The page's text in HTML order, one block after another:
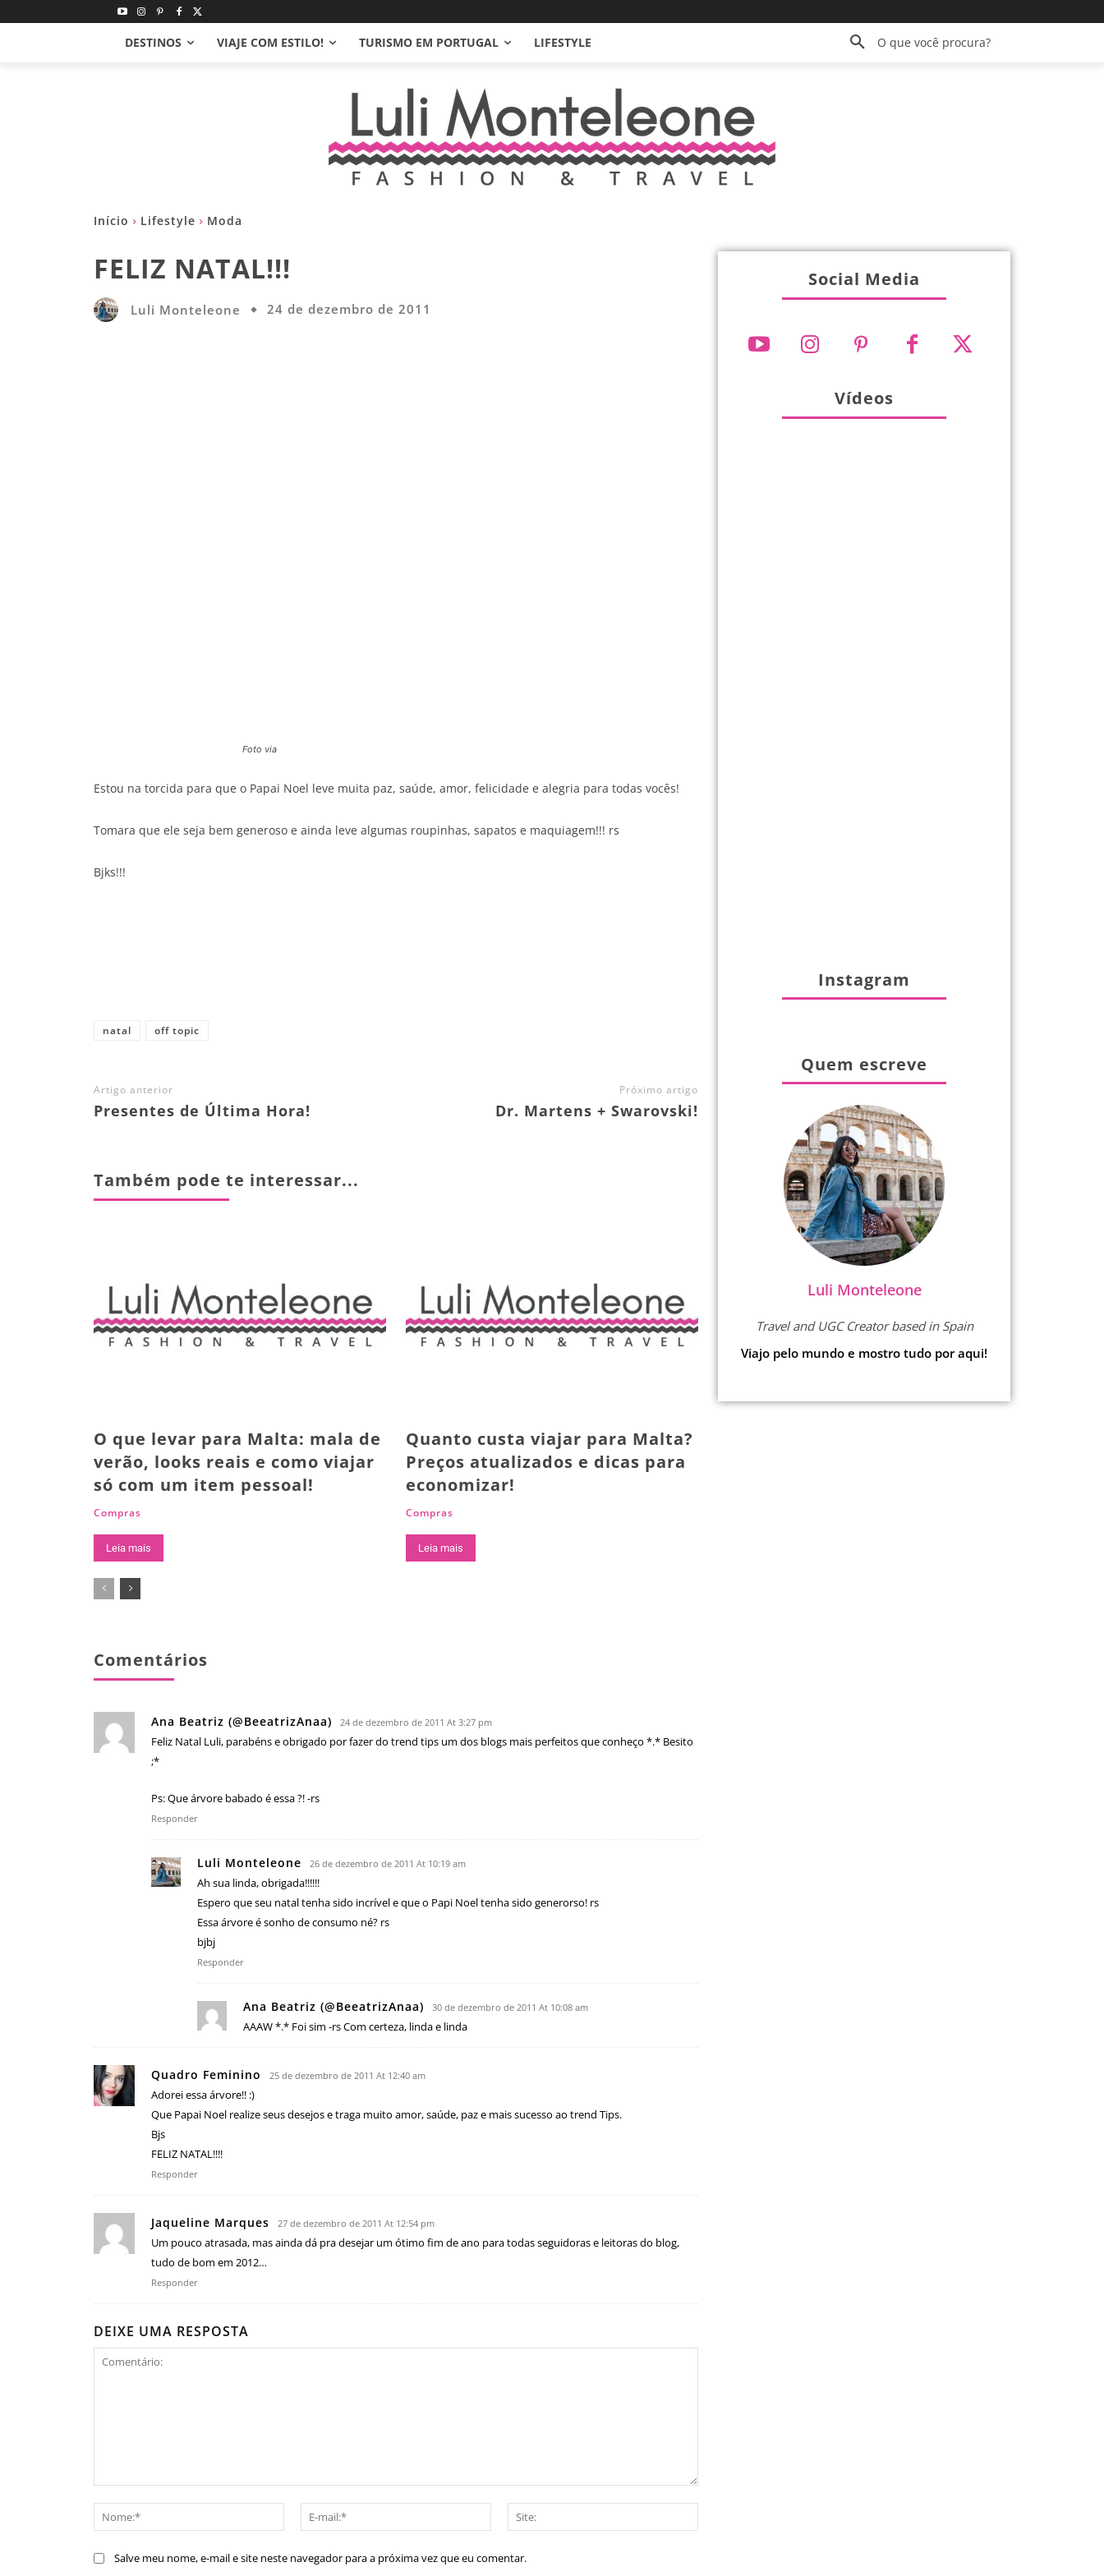
DESTINOS VIAJE COM ESTILO! TURISMO EM PORTUGAL LIFESTYLE O que você procura?
Início Lifestyle Moda
FELIZ NATAL!!!
Luli Monteleone 24 de dezembro de 2011
Foto via
Estou na torcida para que o Papai Noel leve muita paz, saúde, amor, felicidade e alegria para todas vocês!
Tomara que ele seja bem generoso e ainda leve algumas roupinhas, sapatos e maquiagem!!! rs
Bjks!!!
natal off topic
Artigo anterior
Presentes de Última Hora!
Próximo artigo
Dr. Martens + Swarovski!
Também pode te interessar...
O que levar para Malta: mala de
verão, looks reais e como viajar
só com um item pessoal!
Compras
Leia mais
Quanto custa viajar para Malta?
Preços atualizados e dicas para
economizar!
Compras
Leia mais
Comentários
Ana Beatriz (@BeeatrizAnaa) 24 de dezembro de 2011 At 3:27 pm
Feliz Natal Luli, parabéns e obrigado por fazer do trend tips um dos blogs mais perfeitos que conheço *.* Besito
;*
Ps: Que árvore babado é essa ?! -rs
Responder
Luli Monteleone 26 de dezembro de 2011 At 10:19 am
Ah sua linda, obrigada!!!!!!
Espero que seu natal tenha sido incrível e que o Papi Noel tenha sido generorso! rs
Essa árvore é sonho de consumo né? rs
bjbj
Responder
Ana Beatriz (@BeeatrizAnaa) 30 de dezembro de 2011 At 10:08 am
AAAW *.* Foi sim -rs Com certeza, linda e linda
Quadro Feminino 25 de dezembro de 2011 At 12:40 am
Adorei essa árvore!! :)
Que Papai Noel realize seus desejos e traga muito amor, saúde, paz e mais sucesso ao trend Tips.
Bjs
FELIZ NATAL!!!!
Responder
Jaqueline Marques 27 de dezembro de 2011 At 12:54 pm
Um pouco atrasada, mas ainda dá pra desejar um ótimo fim de ano para todas seguidoras e leitoras do blog,
tudo de bom em 2012…
Responder
DEIXE UMA RESPOSTA
Nome:*
mail:*
Salve meu nome, e-mail e site neste navegador para a próxima vez que eu comentar.
Social Media
Vídeos
Instagram
Quem escreve
Luli Monteleone
Travel and UGC Creator based in Spain
Viajo pelo mundo e mostro tudo por aqui!